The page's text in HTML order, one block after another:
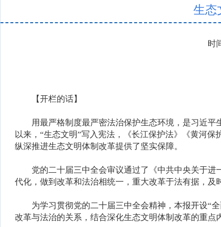
生态
时
【开栏的话】
用最严格制度最严密法治保护生态环境，是习近平
以来，“生态文明”写入宪法，《长江保护法》《黄河
纵深推进生态文明体制改革提供了坚实保障。
党的二十届三中全会审议通过了《中共中央关于进
代化，做到改革和法治相统一，重大改革于法有据，及
为学习贯彻党的二十届三中全会精神，本报开设“全
改革与法治的关系，结合深化生态文明体制改革的重